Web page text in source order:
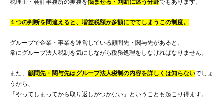
税理士・会計事務所の実務を悩ませる・判断に迷う分野でもあります。
１つの判断を間違えると、増差税額が多額にでてしまうこの制度。
グループで企業・事業を運営している顧問先・関与先があると、
常にグループ法人税制を気にしながら税務処理をしなければなりません。
また、 顧問先・関与先はグループ法人税制の内容を詳しくは知らないでしょ
うから、
「やってしまってから取り返しがつかない」ということも起こり得ます。